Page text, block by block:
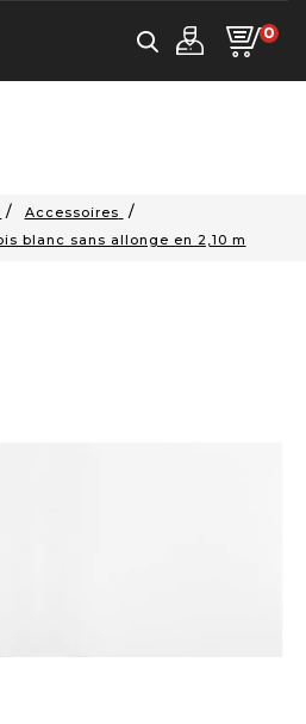
0
Accessoires
blanc sans allonge en 2,10 m